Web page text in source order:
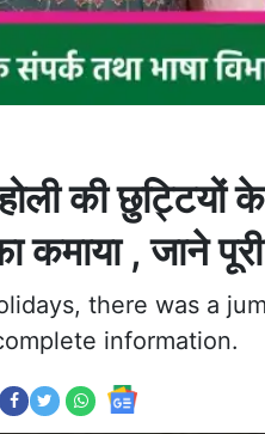
की छुट्टियों के
कमाया , जाने
there was a
information.